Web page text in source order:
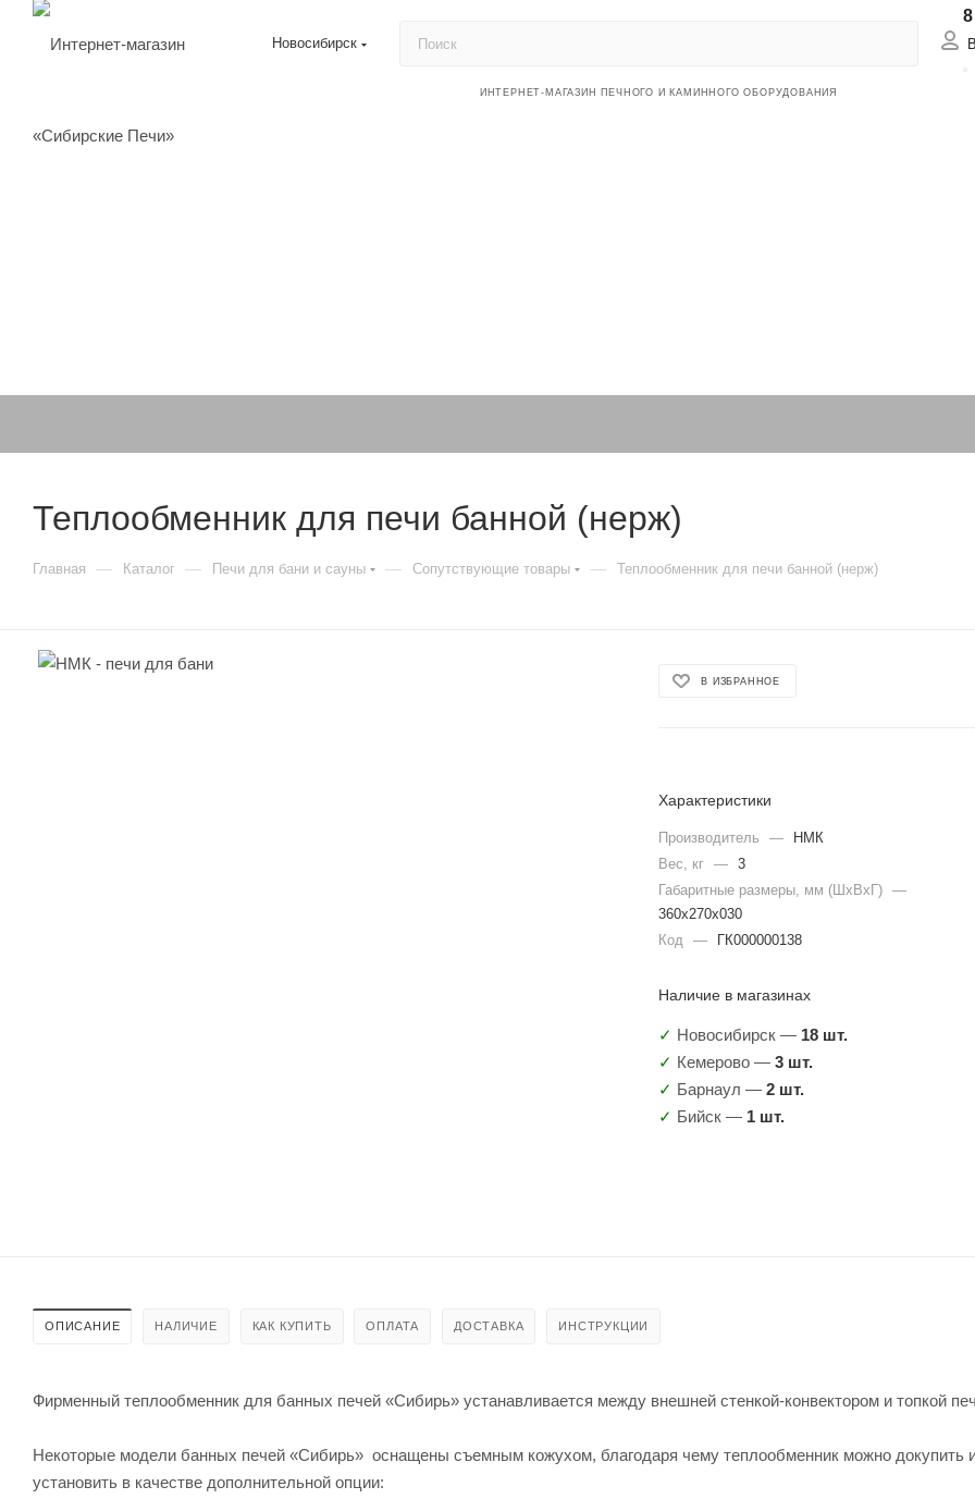
Новосибирск
ИНТЕРНЕТ-МАГАЗИН ПЕЧНОГО И КАМИННОГО ОБОРУДОВАНИЯ
Теплообменник для печи банной (нерж)
Главная — Каталог — Печи для бани и сауны — Сопутствующие товары — Теплообменник для печи банной (нерж)
В ИЗБРАННОЕ
Характеристики
Производитель —
НМК
Вес, кг
—
3
Габаритные размеры, мм (ШхВхГ)
—
360х270х030
Код
— ГК000000138
Наличие в магазинах
✓ Новосибирск — 18 шт.
✓ Кемерово —3 шт.
✓ Барнаул —2 шт.
✓ Бийск — 1 шт.
ОПИСАНИЕ НАЛИЧИЕ КАК КУПИТЬ ОПЛАТА ДОСТАВКА ИНСТРУКЦИИ
Фирменный теплообменник для банных печей «Сибирь» устанавливается между внешней стенкой-конвектором и топкой
Некоторые модели банных печей «Сибирь» оснащены съемным кожухом, благодаря чему теплообменник можно докупить
установить в качестве дополнительной опции: